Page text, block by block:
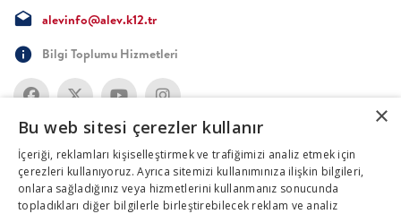
alevinfo@alev.k12.tr
Bilgi Toplumu Hizmetleri
×
Bu web sitesi çerezler kullanır
İçeriği, reklamları kişiselleştirmek ve trafiğimizi analiz etmek için
çerezleri kullanıyoruz. Ayrıca sitemizi kullanımınıza ilişkin bilgileri,
onlara sağladığınız veya hizmetlerini kullanmanız sonucunda
topladıkları diğer bilgilerle birleştirebilecek reklam ve analiz